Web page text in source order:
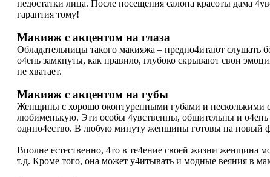
недостатки лица. После посещения салона красоты дама
гарантия тому!
Макияж с акцентом на глаза
Обладательницы такого макияжа – предпо4итают слушать
о4ень замкнуты, как правило, глубоко скрывают свои
не хватает.
Макияж с акцентом на губы
Женщины с хорошо оконтуренными губами и несколькими
любименькую. Эти особы 4увственны, общительны и о4ень
одино4ество. В любую минуту женщины готовы на новый
Вполне естественно, 4то в те4ение своей жизни женщина
т.д. Кроме того, она может у4итывать и модные веяния в